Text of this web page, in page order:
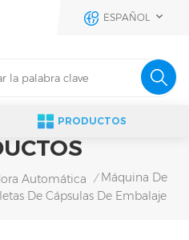
ESPAÑOL
PRODUCTOS
Automática / Máquina De
De Cápsulas De Embalaje